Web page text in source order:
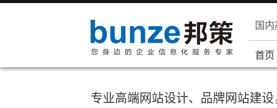
国
首页
专业高端网站设计、品牌网站建